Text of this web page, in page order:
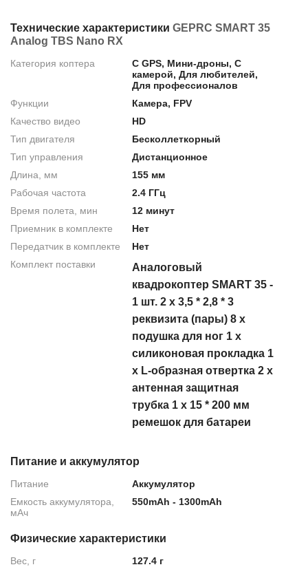
Технические характеристики GEPRC SMART 35
Analog TBS Nano RX
Категория коптера
С GPS, Мини-дроны, С
камерой, Для любителей,
Для профессионалов
Функции
Камера, FPV
Качество видео
HD
Тип двигателя
Бесколлеткорный
Тип управления
Дистанционное
Длина, мм
155 мм
Рабочая частота
2.4 ГГц
Время полета, мин
12 минут
Приемник в комплекте
Нет
Передатчик в комплекте
Нет
Комплект поставки
Аналоговый
квадрокоптер SMART 35 -
1 шт. 2 x 3,5 * 2,8 * 3
реквизита (пары) 8 x
подушка для ног 1 х
силиконовая прокладка 1
х L-образная отвертка 2 x
антенная защитная
трубка 1 х 15 * 200 мм
ремешок для батареи
Питание и аккумулятор
Питание
Аккумулятор
Емкость аккумулятора,
мАч
550mAh - 1300mAh
Физические характеристики
Вес, г 127.4 г